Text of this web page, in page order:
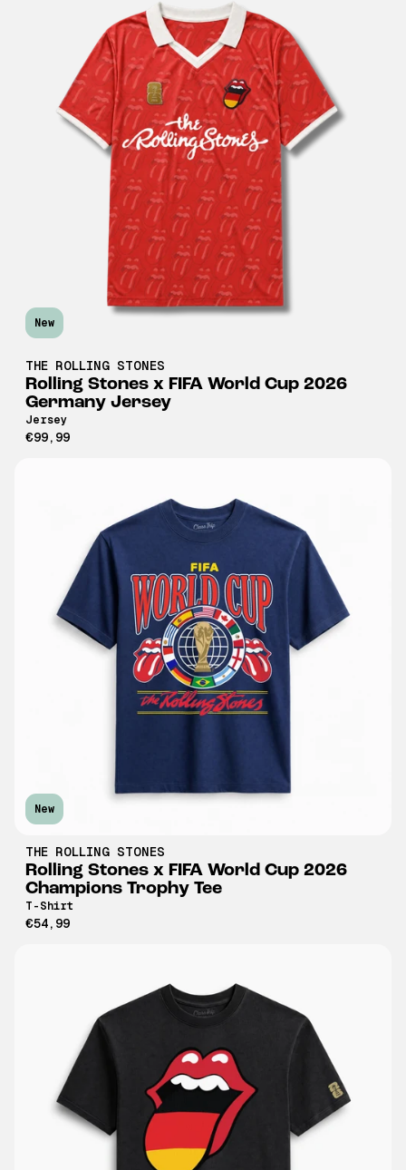
THE ROLLING STONES
Rolling Stones x FIFA World Cup 2026
Germany Jersey
Jersey
€99,99
New
THE ROLLING STONES
Rolling Stones x FIFA World Cup 2026
Champions Trophy Tee
T-Shirt
€54,99
New